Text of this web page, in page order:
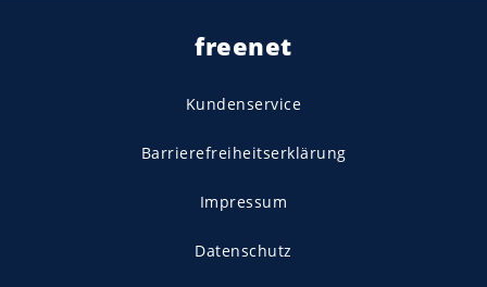
freenet
Kundenservice
Barrierefreiheitserklärung
Impressum
Datenschutz